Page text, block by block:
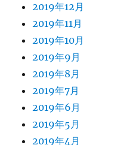
2019年12月
2019年11月
2019年10月
2019年9月
2019年8月
2019年7月
2019年6月
2019年5月
2019年4月